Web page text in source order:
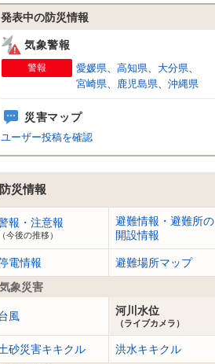
発表中の防災情報
気象警報
警報 愛媛県、 高知県、 大分県、
宮崎県、 鹿児島県、 沖縄県
災害マップ
ユーザー投稿を確認
防災情報
報・注意報
（今後の推移）
避難情報・避難所の
開設情報
電情報
避難場所マップ
気象災害
風 河川水位
（ライブカメラ）
砂災害キキクル
洪水キキクル